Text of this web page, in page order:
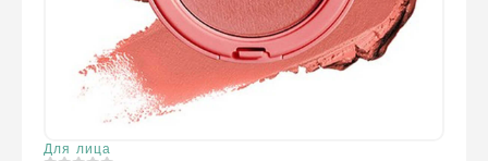
Для лица